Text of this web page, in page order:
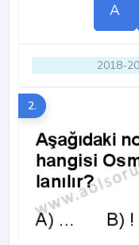
A
2018-
2.